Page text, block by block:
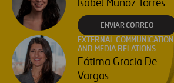
Isabel Muñoz Torres
ENVIAR CORREO
EXTERNAL COMMUNICATION
AND MEDIA RELATIONS
Fátima Gracia De
Vargas